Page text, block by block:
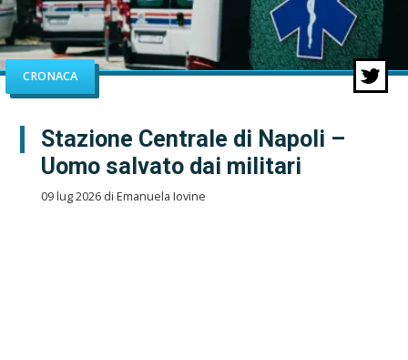
CRONACA
Stazione Centrale di Napoli –
Uomo salvato dai militari
09 lug 2026 di Emanuela Iovine